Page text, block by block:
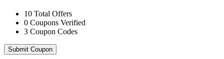
10 Total Offers
0 Coupons Verified
3 Coupon Codes
Submit Coupon